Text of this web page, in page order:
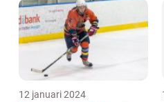
12 januari 2024